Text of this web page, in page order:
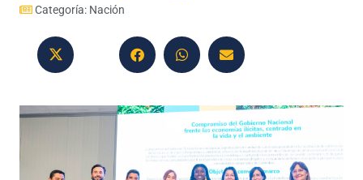
Categoría: Nación